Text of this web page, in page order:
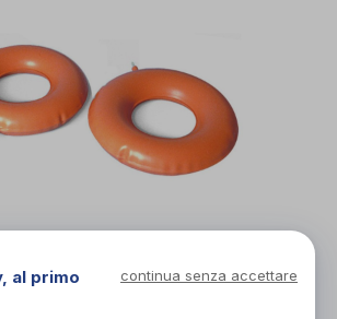
è puramente indicativae potrebbe
al primo
continua senza accettare